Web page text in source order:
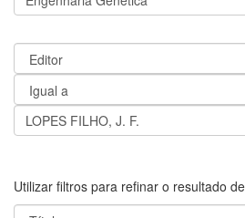
Utilizar filtros para refinar o resultado